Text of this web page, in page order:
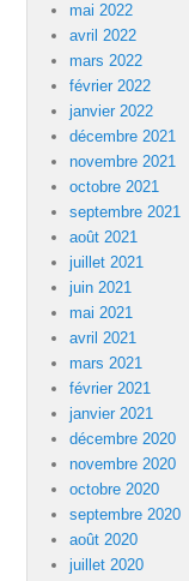
mai 2022
avril 2022
mars 2022
février 2022
janvier 2022
décembre 2021
novembre 2021
octobre 2021
septembre 2021
août 2021
juillet 2021
juin 2021
mai 2021
avril 2021
mars 2021
février 2021
janvier 2021
décembre 2020
novembre 2020
octobre 2020
septembre 2020
août 2020
juillet 2020